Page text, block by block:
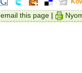
email this page |